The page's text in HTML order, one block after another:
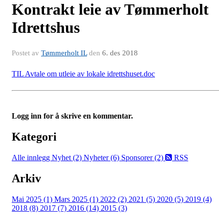
Kontrakt leie av Tømmerholt
Idrettshus
Postet av Tømmerholt ILden 6. des 2018
TIL Avtale om utleie av lokale idrettshuset.doc
Logg inn for å skrive en kommentar.
Kategori
Alle innlegg Nyhet (2) Nyheter (6) Sponsorer (2) RSS
Arkiv
Mai 2025 (1) Mars 2025 (1) 2022 (2) 2021 (5) 2020 (5) 2019 (4)
2018 (8) 2017 (7) 2016 (14) 2015 (3)